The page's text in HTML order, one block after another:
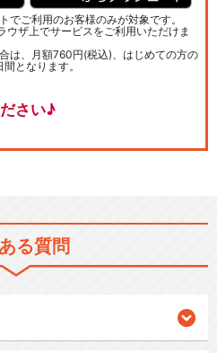
でご利用のお客様のみが対象です。
ウザ上でサービスをご利用いただけま
は、月額760円(税込)、はじめての方の
となります。
さい♪
る質問